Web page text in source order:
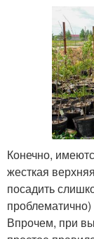
Конечно,
жесткая
посадить
Впрочем, при